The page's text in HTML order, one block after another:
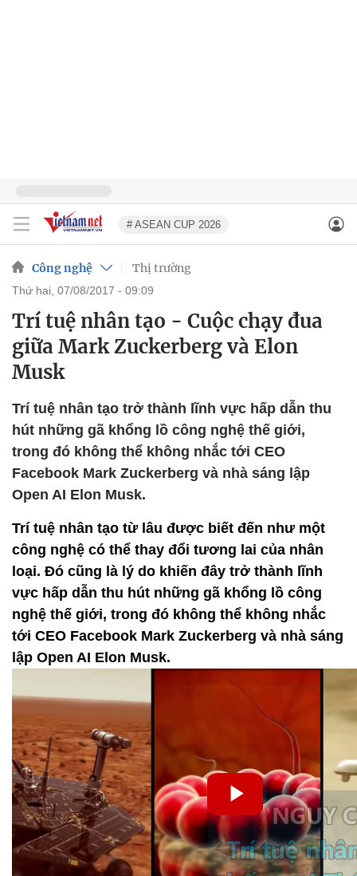
# ASEAN CUP 2026
Công nghệ Thị trường
thứ hai, 07/08/2017 - 09:09
Trí tuệ nhân tạo - Cuộc chạy đua
giữa Mark Zuckerberg và Elon
Musk
Trí tuệ nhân tạo trở thành lĩnh vực hấp dẫn thu
hút những gã khổng lồ công nghệ thế giới,
trong đó không thể không nhắc tới CEO
Facebook Mark Zuckerberg và nhà sáng lập
Open AI Elon Musk.
Trí tuệ nhân tạo từ lâu được biết đến như một
công nghệ có thể thay đổi tương lai của nhân
loại. Đó cũng là lý do khiến đây trở thành lĩnh
vực hấp dẫn thu hút những gã khổng lồ công
nghệ thế giới, trong đó không thể không nhắc
tới CEO Facebook Mark Zuckerberg và nhà sáng
lập Open AI Elon Musk.